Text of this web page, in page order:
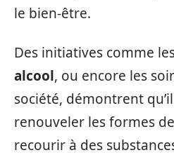
le bien-être.
Des initiatives comme
alcool, ou encore les
société, démontrent
renouveler les formes
recourir à des